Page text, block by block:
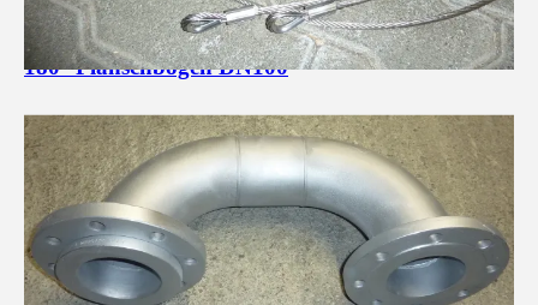
180° Flanschbogen DN100